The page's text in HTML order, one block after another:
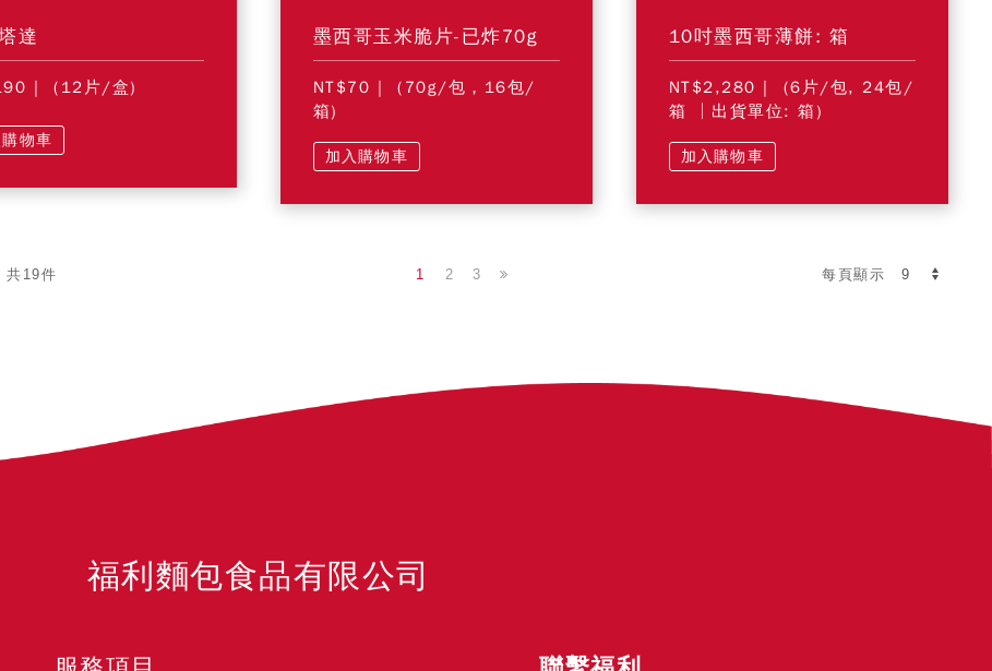
達
| (12片/盒)
物車
墨西哥玉米脆片-已炸70g
NT$70 | (70g/包，16包/
箱)
加入購物車
10吋墨西哥薄餅: 箱
NT$2,280 | (6片/包, 24包/
箱 │出貨單位: 箱)
加入購物車
共19件 每頁顯示
1 2 3
福利麵包食品有限公司